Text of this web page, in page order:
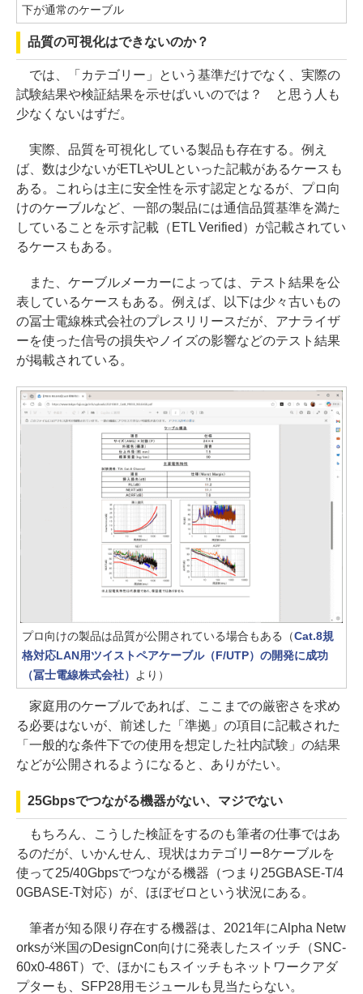
下が通常のケーブル
品質の可視化はできないのか？
では、「カテゴリー」という基準だけでなく、実際の
試験結果や検証結果を示せばいいのでは？ と思う人も
少なくないはずだ。
実際、品質を可視化している製品も存在する。例え
ば、数は少ないがETLやULといった記載があるケースも
ある。これらは主に安全性を示す認定となるが、プロ向
けのケーブルなど、一部の製品には通信品質基準を満た
していることを示す記載（ETL Verified）が記載されてい
るケースもある。
また、ケーブルメーカーによっては、テスト結果を公
表しているケースもある。例えば、以下は少々古いもの
の冨士電線株式会社のプレスリリースだが、アナライザ
ーを使った信号の損失やノイズの影響などのテスト結果
が掲載されている。
プロ向けの製品は品質が公開されている場合もある（Cat.8規
格対応LAN用ツイストペアケーブル（F/UTP）の開発に成功
（冨士電線株式会社）
より）
家庭用のケーブルであれば、ここまでの厳密さを求め
る必要はないが、前述した「準拠」の項目に記載された
「一般的な条件下での使用を想定した社内試験」の結果
などが公開されるようになると、ありがたい。
25Gbpsでつながる機器がない、マジでない
もちろん、こうした検証をするのも筆者の仕事ではあ
るのだが、いかんせん、現状はカテゴリー8ケーブルを
使って25/40Gbpsでつながる機器（つまり25GBASE-T/4
0GBASE-T対応）が、ほぼゼロという状況にある。
筆者が知る限り存在する機器は、2021年にAlpha Netw
orksが米国のDesignCon向けに発表したスイッチ（SNC-
60x0-486T）で、ほかにもスイッチもネットワークアダ
プターも、SFP28用モジュールも見当たらない。